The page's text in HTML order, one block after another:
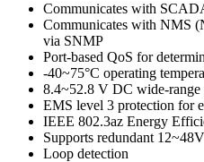
Communicates with
Communicates with NMS
via SNMP
Port-based QoS for
-40~75°C operating
8.4~52.8 V DC wide-range
EMS level 3 protection for
IEEE 802.3az Energy
Supports redundant
Loop detection